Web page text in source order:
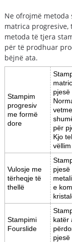
Ne ofrojmë
matrica
metoda të tjera
për të prodhuar
bëjnë ata.
Stampim
progresiv
me formë
dore
pjesë
për
Kjo
Vulosje me
tërheqje të
thellë
e
Stampimi
Fourslide
katër
pjesë